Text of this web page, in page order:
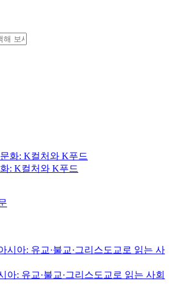
: K컬처와 K푸드
아: 유교·불교·그리스도교로 읽는 사회